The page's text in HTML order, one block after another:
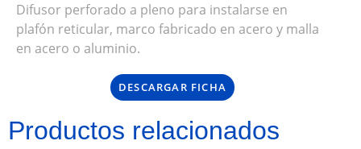
Difusor perforado a pleno para instalarse en
plafón reticular, marco fabricado en acero y malla
en acero o aluminio.
DESCARGAR FICHA
Productos relacionados